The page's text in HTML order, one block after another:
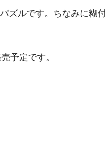
ルです。ちなみに糊
予定です。